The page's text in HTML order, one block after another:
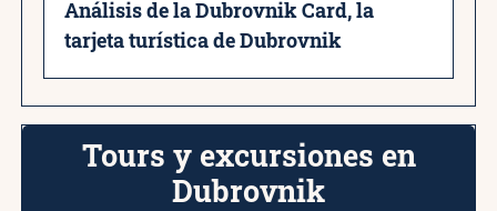
Análisis de la Dubrovnik Card, la
tarjeta turística de Dubrovnik
Tours y excursiones en
Dubrovnik